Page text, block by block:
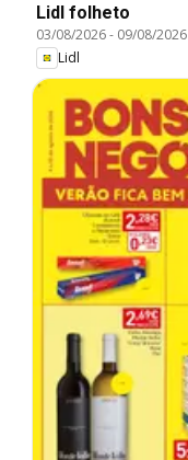
Lidl folheto
03/08/2026- 09/08/2026
Lidl